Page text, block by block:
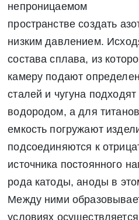
непроницаемом
пространстве создать
низким давлением.
состава сплава, из
камеру подают
сталей и чугуна
водородом, а для
емкость погружают
подсоединяются к
источника постоянного
рода катоды, аноды в
Между ними
условиях